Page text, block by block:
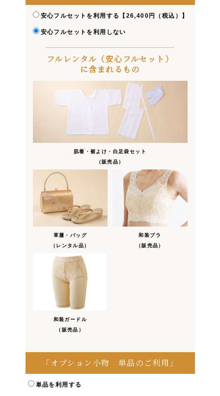
安心フルセットを利用する【26,400円（税込）】
安心フルセットを利用しない
フルレンタル（安心フルセット）
に含まれるもの
肌着・裾よけ・白足袋セット
（販売品）
草履・バッグ
（レンタル品）
和装ブラ
（販売品）
和装ガードル
（販売品）
「オプション小物 単品のご利用」
単品を利用する